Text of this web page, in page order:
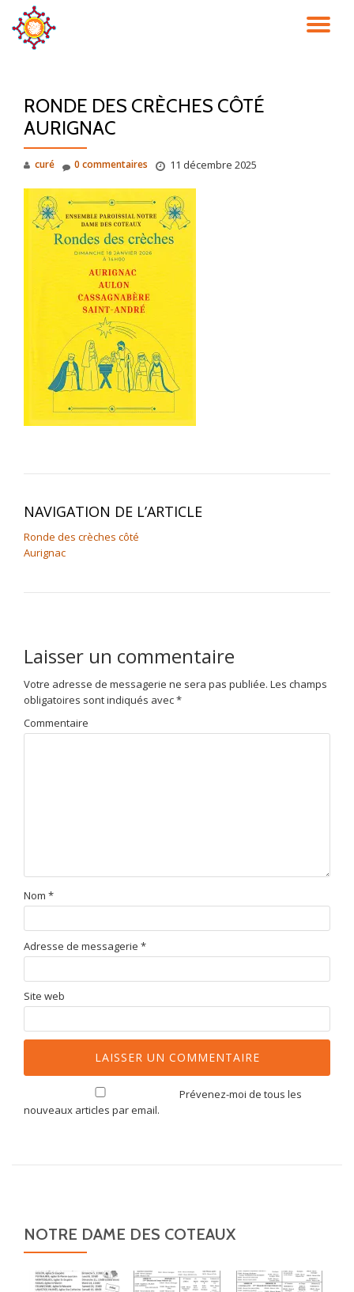
Aller
RONDE DES CRÈCHES CÔTÉ
AURIGNAC
curé 11 décembre 2025
0 commentaires
NAVIGATION DE L’ARTICLE
Ronde des crèches côté
Aurignac
Laisser un commentaire
Votre adresse de messagerie ne sera pas publiée. Les champs
obligatoires sont indiqués avec*
Commentaire
Nom *
Adresse de messagerie *
Site web
Prévenez-moi de tous les
nouveaux articles par email.
NOTRE DAME DES COTEAUX